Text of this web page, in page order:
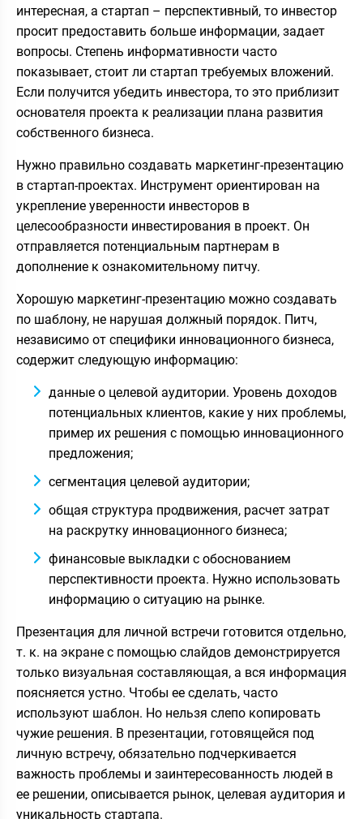
интересная, а стартап – перспективный, то инвестор
просит предоставить больше информации, задает
вопросы. Степень информативности часто
показывает, стоит ли стартап требуемых вложений.
Если получится убедить инвестора, то это приблизит
основателя проекта к реализации плана развития
собственного бизнеса.
Нужно правильно создавать маркетинг-презентацию
в стартап-проектах. Инструмент ориентирован на
укрепление уверенности инвесторов в
целесообразности инвестирования в проект. Он
отправляется потенциальным партнерам в
дополнение к ознакомительному питчу.
Хорошую маркетинг-презентацию можно создавать
по шаблону, не нарушая должный порядок. Питч,
независимо от специфики инновационного бизнеса,
содержит следующую информацию:
данные о целевой аудитории. Уровень доходов
потенциальных клиентов, какие у них проблемы,
пример их решения с помощью инновационного
предложения;
сегментация целевой аудитории;
общая структура продвижения, расчет затрат
на раскрутку инновационного бизнеса;
финансовые выкладки с обоснованием
перспективности проекта. Нужно использовать
информацию о ситуацию на рынке.
Презентация для личной встречи готовится отдельно,
т. к. на экране с помощью слайдов демонстрируется
только визуальная составляющая, а вся информация
поясняется устно. Чтобы ее сделать, часто
используют шаблон. Но нельзя слепо копировать
чужие решения. В презентации, готовящейся под
личную встречу, обязательно подчеркивается
важность проблемы и заинтересованность людей в
ее решении, описывается рынок, целевая аудитория и
уникальность стартапа.